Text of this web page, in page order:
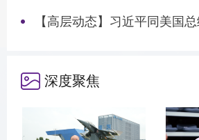
【高层动态】习近平同美国
深度聚焦